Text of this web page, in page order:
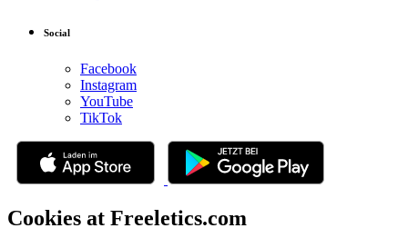
Social
Facebook
Instagram
YouTube
TikTok
Cookies at Freeletics.com